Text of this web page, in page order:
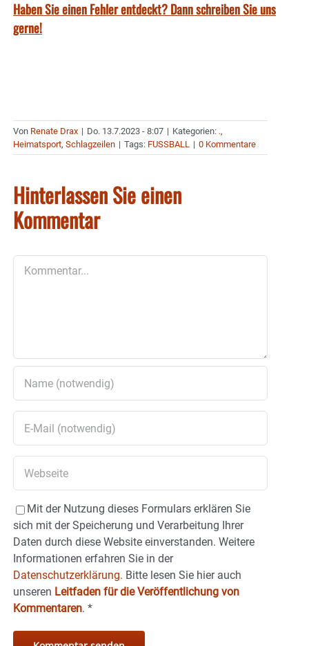
Haben Sie einen Fehler entdeckt? Dann schreiben Sie uns
gerne!
Von Renate Drax | Do. 13.7.2023 - 8:07 | Kategorien: .,
Heimatsport, Schlagzeilen | Tags: FUSSBALL | 0 Kommentare
Hinterlassen Sie einen
Kommentar
Mit der Nutzung dieses Formulars erklären Sie
sich mit der Speicherung und Verarbeitung Ihrer
Daten durch diese Website einverstanden. Weitere
Informationen erfahren Sie in der
Datenschutzerklärung. Bitte lesen Sie hier auch
unseren Leitfaden für die Veröffentlichung von
Kommentaren. *